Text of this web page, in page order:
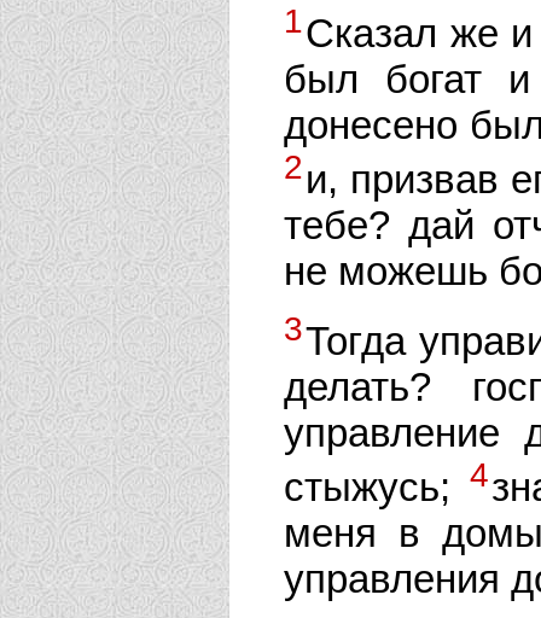
1Сказал же
был богат и
донесено
2и, призвав
тебе? дай
не можешь
3Тогда
делать?
управление
стыжусь; 4
меня в домы
управления